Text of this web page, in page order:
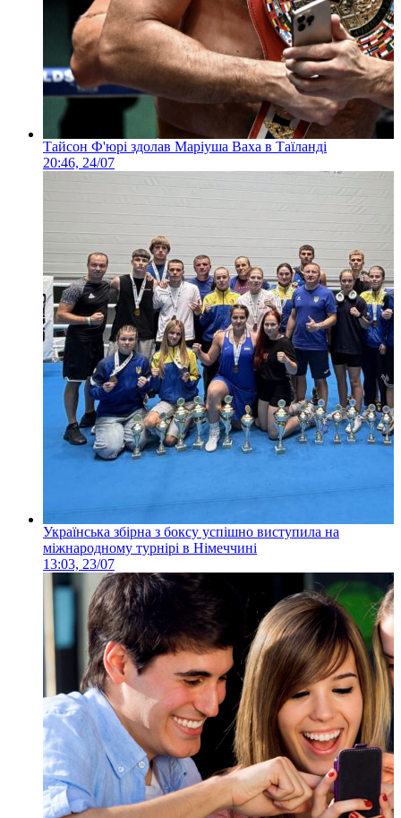
Тайсон Ф'юрі здолав Маріуша Ваха в Таїланді
20:46, 24/07
Українська збірна з боксу успішно виступила на
міжнародному турнірі в Німеччині
13:03, 23/07